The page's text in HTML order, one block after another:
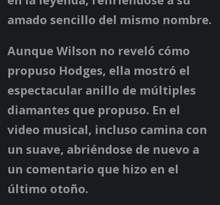
amado sencillo del mismo nombre.
Aunque Wilson no reveló cómo
propuso Hodges, ella mostró el
espectacular anillo de múltiples
diamantes que propuso. En el
video musical, incluso camina con
un suave, abriéndose de nuevo a
un comentario que hizo en el
último otoño.